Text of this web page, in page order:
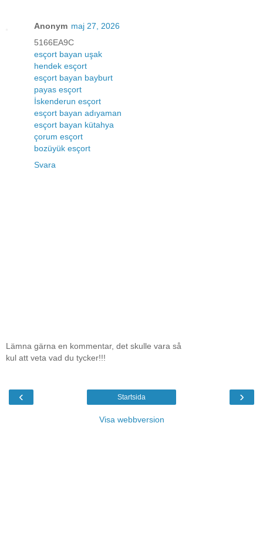
Anonym maj 27, 2026
5166EA9C
esçort bayan uşak
hendek esçort
esçort bayan bayburt
payas esçort
İskenderun esçort
esçort bayan adıyaman
esçort bayan kütahya
çorum esçort
bozüyük esçort
Svara
Lämna gärna en kommentar, det skulle vara så
kul att veta vad du tycker!!!
‹ ›
Startsida
Visa webbversion